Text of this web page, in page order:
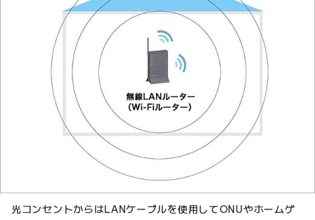
光コンセントからはLANケーブルを使用してONUやホームゲ